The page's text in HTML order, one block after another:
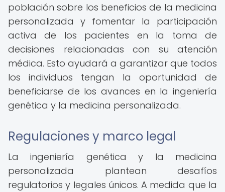
población sobre los beneficios de la medicina
personalizada y fomentar la participación
activa de los pacientes en la toma de
decisiones relacionadas con su atención
médica. Esto ayudará a garantizar que todos
los individuos tengan la oportunidad de
beneficiarse de los avances en la ingeniería
genética y la medicina personalizada.
Regulaciones y marco legal
La ingeniería genética y la medicina
personalizada plantean desafíos
regulatorios y legales únicos. A medida que la